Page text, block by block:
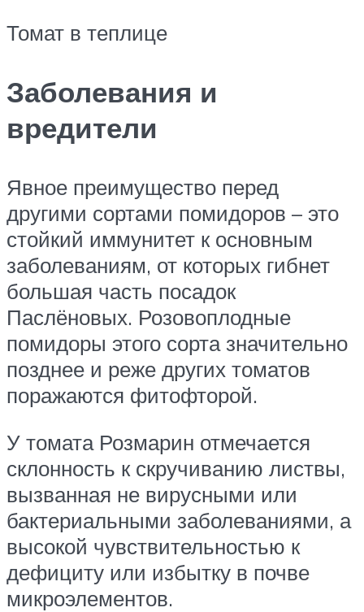
Томат в теплице
Заболевания и
вредители
Явное преимущество перед
другими сортами помидоров – это
стойкий иммунитет к основным
заболеваниям, от которых гибнет
большая часть посадок
Паслёновых. Розовоплодные
помидоры этого сорта значительно
позднее и реже других томатов
поражаются фитофторой.
У томата Розмарин отмечается
склонность к скручиванию листвы,
вызванная не вирусными или
бактериальными заболеваниями, а
высокой чувствительностью к
дефициту или избытку в почве
микроэлементов.